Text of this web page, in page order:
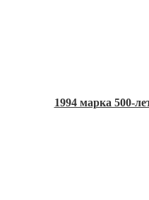
1994 марка 500-